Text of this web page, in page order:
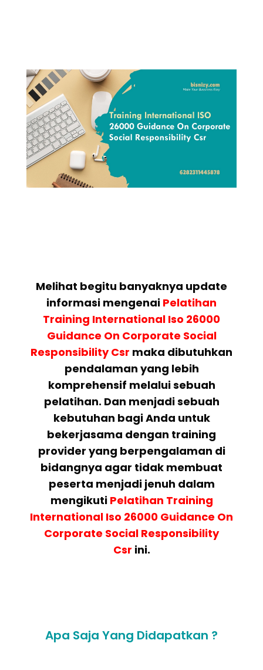
Melihat begitu banyaknya update
informasi mengenai Pelatihan
Training International Iso 26000
Guidance On Corporate Social
Responsibility Csr maka dibutuhkan
pendalaman yang lebih
komprehensif melalui sebuah
pelatihan. Dan menjadi sebuah
kebutuhan bagi Anda untuk
bekerjasama dengan training
provider yang berpengalaman di
bidangnya agar tidak membuat
peserta menjadi jenuh dalam
mengikuti Pelatihan Training
International Iso 26000 Guidance On
Corporate Social Responsibility
Csr ini.
Apa Saja Yang Didapatkan ?